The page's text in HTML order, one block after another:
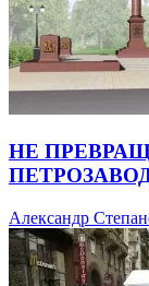
НЕ
Александр